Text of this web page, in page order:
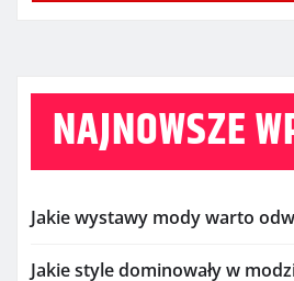
NAJNOWSZE
Jakie wystawy mody warto
Jakie style dominowały w